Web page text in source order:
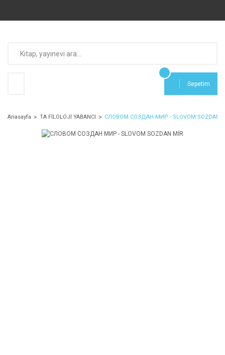
Sepetim
Anasayfa TA FİLOLOJİ YABANCI СЛОВОМ СОЗДАН МИР - SLOVOM SOZDAN